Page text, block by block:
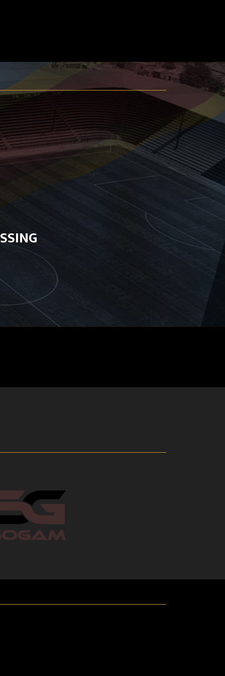
10.06L1, J11 PLAY-OFFS : TPM-LES AIGLES CE JEUDI
Finale au sommet à Kamalondo
07.06L1, PLAY-OFFS J10 : MU-TPM 2-1
Unionistes s'offrent les Corbeaux
06.06L1, J10 PLAYOFFS : MANIEMA-TPM CE DIMANCHE
RAHO : « Il faut prendre les points. »
14.07COMMUNIQUÉ
Christian IBWA ISE, la fin d'une
EN FIN DE CONTRAT
Madou ZON et le TPM, la fin d’une
05.07
MPUTU et le Chairman : retrouvailles
au service de l'avenir du club